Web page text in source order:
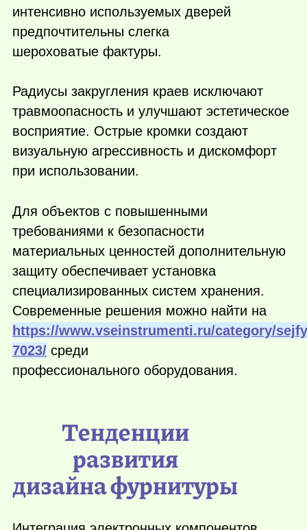
интенсивно используемых дверей
предпочтительны слегка
шероховатые фактуры.
Радиусы закругления краев исключают
травмоопасность и улучшают эстетическое
восприятие. Острые кромки создают
визуальную агрессивность и дискомфорт
при использовании.
Для объектов с повышенными
требованиями к безопасности
материальных ценностей дополнительную
защиту обеспечивает установка
специализированных систем хранения.
Современные решения можно найти на
https://www.vseinstrumenti.ru/category/
7023/ среди
профессионального оборудования.
Тенденции
развития
дизайна фурнитуры